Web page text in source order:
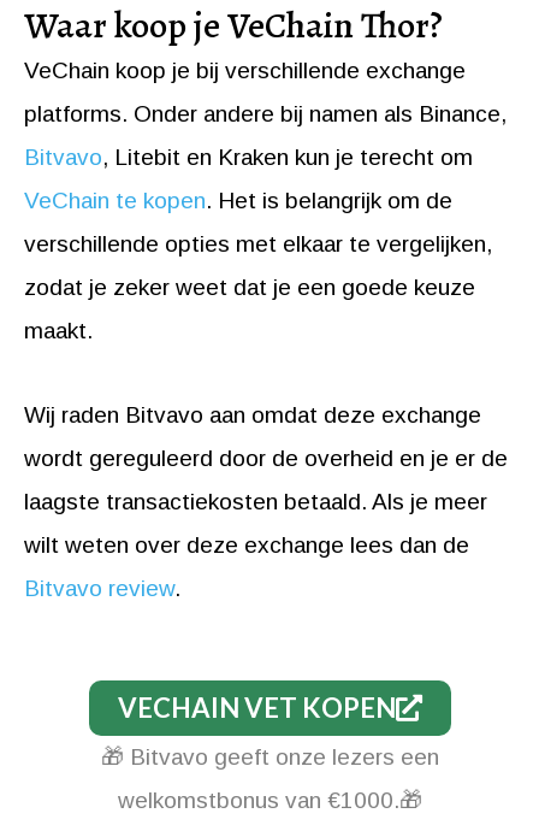
Waar koop je VeChain Thor?
VeChain koop je bij verschillende exchange
platforms. Onder andere bij namen als Binance,
Bitvavo, Litebit en Kraken kun je terecht om
VeChain te kopen. Het is belangrijk om de
verschillende opties met elkaar te vergelijken,
zodat je zeker weet dat je een goede keuze
maakt.
Wij raden Bitvavo aan omdat deze exchange
wordt gereguleerd door de overheid en je er de
laagste transactiekosten betaald. Als je meer
wilt weten over deze exchange lees dan de
Bitvavo review.
VECHAIN VET KOPEN
🎁 Bitvavo geeft onze lezers een
welkomstbonus van €1000.🎁